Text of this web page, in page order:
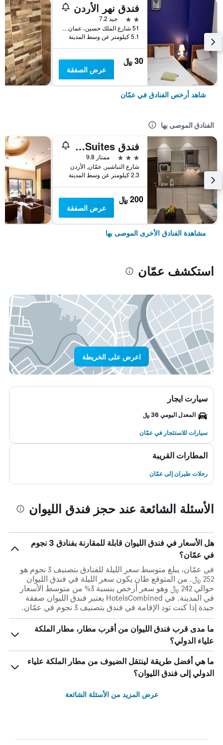
فندق نهر الأردن
2 نجمتين
جيد 7.2
51 شارع الملك حسين، عمان ، الأردن, عمّان, الأردن
5.1 كيلومتر عن وسط المدينة
30 ﷼
عرض الصفقة
شاهد أرخص الفنادق في عمّان
الفنادق الموصى بها
فندق Naylover Suites
3 نجوم
ممتاز 9.8
شارع التباشير, عمّان, الأردن
2.3 كيلومتر عن وسط المدينة
200 ﷼
عرض الصفقة
مشاهدة الفنادق الأخرى الموصى بها
استكشف عمّان
اعرض على الخريطة
سيارت ايجار
المعدل اليومي 36 ﷼
سيارات للاستئجار في عمّان
المطارات القريبة
رحلات طيران إلى عمّان
الأسئلة الشائعة عند حجز فندق الليوان
هل الأسعار في فندق الليوان قابلة للمقارنة بفنادق 3 نجوم
في عمّان؟
في عمّان، يبلغ متوسط ​​سعر الليلة للفنادق بتصنيف 3 نجوم هو
252 ﷼. من المتوقع ظان يكون سعر الليلة في فندق الليوان
حوالي 242 ﷼ وهو سعر أرخص بنسبة 3% من متوسط الأسعار
في المدينة. في HotelsCombined يعتبر فندق الليوان صفقة
جيدة إذا كنت تود الإقامة في فندق بتصنيف 3 نجوم في عمّان.
ما مدى قرب فندق الليوان من أقرب مطار، مطار الملكة
علياء الدولي؟
ما هي أفضل طريقة لينتقل الضيوف من مطار الملكة علياء
الدولي إلى فندق الليوان؟
عرض المزيد من الأسئلة الشائعة